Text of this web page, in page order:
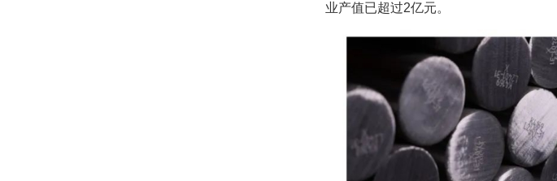
业产值已超过2亿元。